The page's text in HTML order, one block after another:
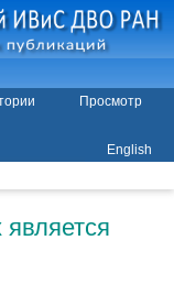
Просмотр
English